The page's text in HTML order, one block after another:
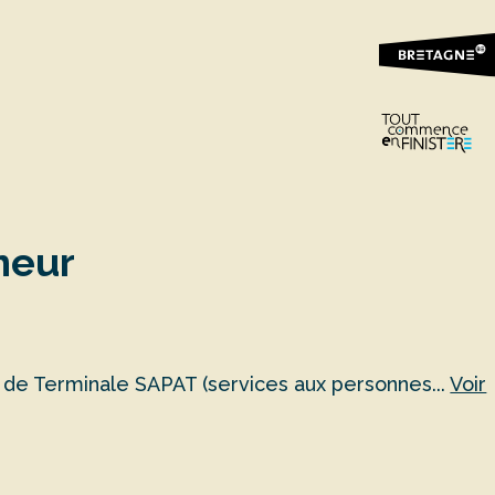
Terminale SAPAT (services aux personnes...Voir